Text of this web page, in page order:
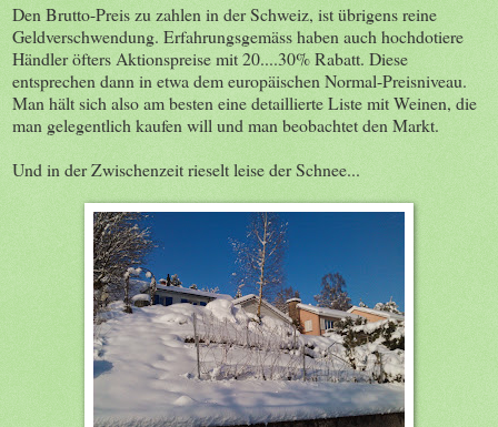
Den Brutto-Preis zu zahlen in der Schweiz, ist übrigens reine
Geldverschwendung. Erfahrungsgemäss haben auch hochdotiere
Händler öfters Aktionspreise mit 20....30% Rabatt. Diese
entsprechen dann in etwa dem europäischen Normal-Preisniveau.
Man hält sich also am besten eine detaillierte Liste mit Weinen, die
man gelegentlich kaufen will und man beobachtet den Markt.
Und in der Zwischenzeit rieselt leise der Schnee...